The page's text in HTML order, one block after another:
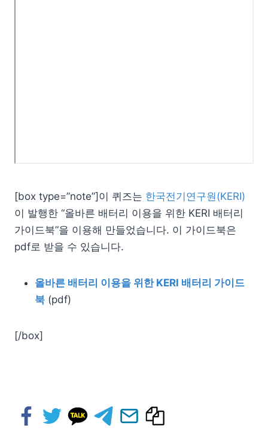
[box type=”note”]이 퀴즈는 한국전기연구원(KERI)
이 발행한 “올바른 배터리 이용을 위한 KERI 배터리
가이드북”을 이용해 만들었습니다. 이 가이드북은
pdf로 받을 수 있습니다.
올바른 배터리 이용을 위한 KERI 배터리 가이드
북 (pdf)
[/box]